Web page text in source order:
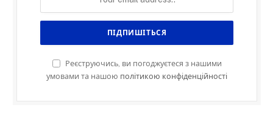
Реєструючись, ви погоджуєтеся з нашими
умовами та нашою політикою конфіденційності